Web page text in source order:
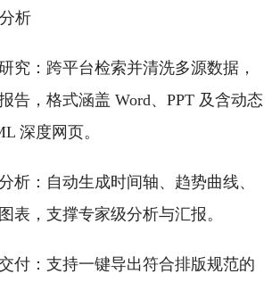
析
究：跨平台检索并清洗多源数据，
告，格式涵盖 Word、PPT 及含动态
深度网页。
析：自动生成时间轴、趋势曲线、
表，支撑专家级分析与汇报。
付：支持一键导出符合排版规范的